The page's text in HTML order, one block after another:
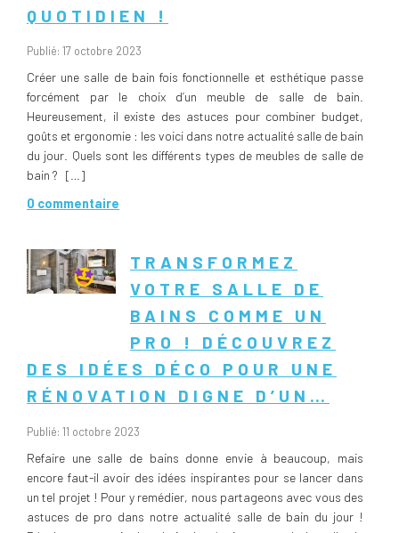
QUOTIDIEN !
Publié: 17 octobre 2023
Créer une salle de bain fois fonctionnelle et esthétique passe
forcément par le choix d’un meuble de salle de bain.
Heureusement, il existe des astuces pour combiner budget,
goûts et ergonomie : les voici dans notre actualité salle de bain
du jour. Quels sont les différents types de meubles de salle de
bain ? […]
0 commentaire
TRANSFORMEZ
VOTRE SALLE DE
BAINS COMME UN
PRO ! DÉCOUVREZ
DES IDÉES DÉCO POUR UNE
RÉNOVATION DIGNE D’UN…
Publié: 11 octobre 2023
Refaire une salle de bains donne envie à beaucoup, mais
encore faut-il avoir des idées inspirantes pour se lancer dans
un tel projet ! Pour y remédier, nous partageons avec vous des
astuces de pro dans notre actualité salle de bain du jour !